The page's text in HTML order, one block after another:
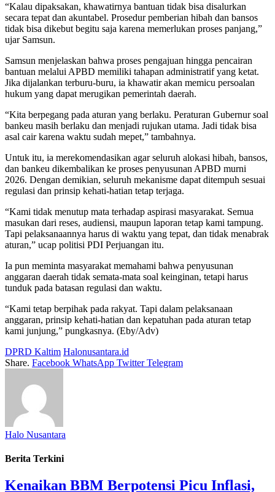
“Kalau dipaksakan, khawatirnya bantuan tidak bisa disalurkan
secara tepat dan akuntabel. Prosedur pemberian hibah dan bansos
tidak bisa dikebut begitu saja karena memerlukan proses panjang,”
ujar Samsun.
Samsun menjelaskan bahwa proses pengajuan hingga pencairan
bantuan melalui APBD memiliki tahapan administratif yang ketat.
Jika dijalankan terburu-buru, ia khawatir akan memicu persoalan
hukum yang dapat merugikan pemerintah daerah.
“Kita berpegang pada aturan yang berlaku. Peraturan Gubernur soal
bankeu masih berlaku dan menjadi rujukan utama. Jadi tidak bisa
asal cair karena waktu sudah mepet,” tambahnya.
Untuk itu, ia merekomendasikan agar seluruh alokasi hibah, bansos,
dan bankeu dikembalikan ke proses penyusunan APBD murni
2026. Dengan demikian, seluruh mekanisme dapat ditempuh sesuai
regulasi dan prinsip kehati-hatian tetap terjaga.
“Kami tidak menutup mata terhadap aspirasi masyarakat. Semua
masukan dari reses, audiensi, maupun laporan tetap kami tampung.
Tapi pelaksanaannya harus di waktu yang tepat, dan tidak menabrak
aturan,” ucap politisi PDI Perjuangan itu.
Ia pun meminta masyarakat memahami bahwa penyusunan
anggaran daerah tidak semata-mata soal keinginan, tetapi harus
tunduk pada batasan regulasi dan waktu.
“Kami tetap berpihak pada rakyat. Tapi dalam pelaksanaan
anggaran, prinsip kehati-hatian dan kepatuhan pada aturan tetap
kami junjung,” pungkasnya. (Eby/Adv)
DPRD Kaltim Halonusantara.id
Share. Facebook WhatsApp Twitter Telegram
Halo Nusantara
Berita Terkini
Kenaikan BBM Berpotensi Picu Inflasi,